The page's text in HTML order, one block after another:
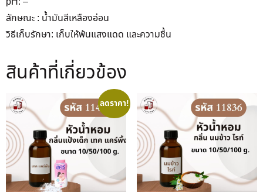
ลักษณะ : น้ำมันสีเหลืองอ่อน
วิธีเก็บรักษา: เก็บให้พ้นแสงแดด และความชื้น
สินค้าที่เกี่ยวข้อง
ลดราคา!